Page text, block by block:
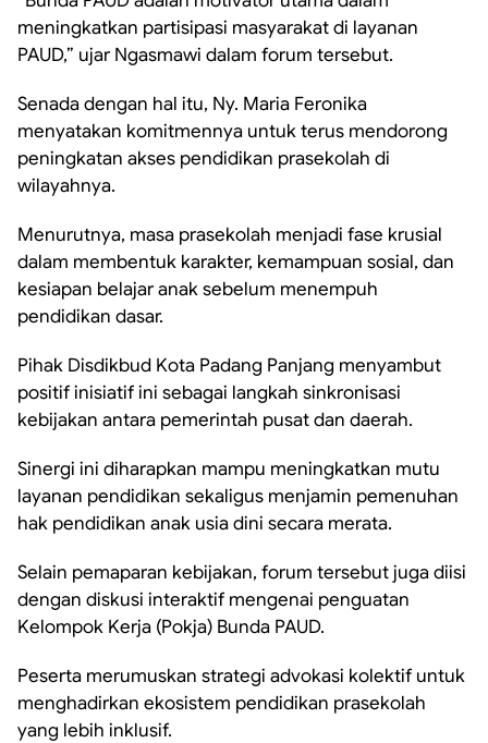
meningkatkan partisipasi masyarakat di layanan
PAUD,” ujar Ngasmawi dalam forum tersebut.
Senada dengan hal itu, Ny. Maria Feronika
menyatakan komitmennya untuk terus mendorong
peningkatan akses pendidikan prasekolah di
wilayahnya.
Menurutnya, masa prasekolah menjadi fase krusial
dalam membentuk karakter, kemampuan sosial, dan
kesiapan belajar anak sebelum menempuh
pendidikan dasar.
Pihak Disdikbud Kota Padang Panjang menyambut
positif inisiatif ini sebagai langkah sinkronisasi
kebijakan antara pemerintah pusat dan daerah.
Sinergi ini diharapkan mampu meningkatkan mutu
layanan pendidikan sekaligus menjamin pemenuhan
hak pendidikan anak usia dini secara merata.
Selain pemaparan kebijakan, forum tersebut juga diisi
dengan diskusi interaktif mengenai penguatan
Kelompok Kerja (Pokja) Bunda PAUD.
Peserta merumuskan strategi advokasi kolektif untuk
menghadirkan ekosistem pendidikan prasekolah
yang lebih inklusif.